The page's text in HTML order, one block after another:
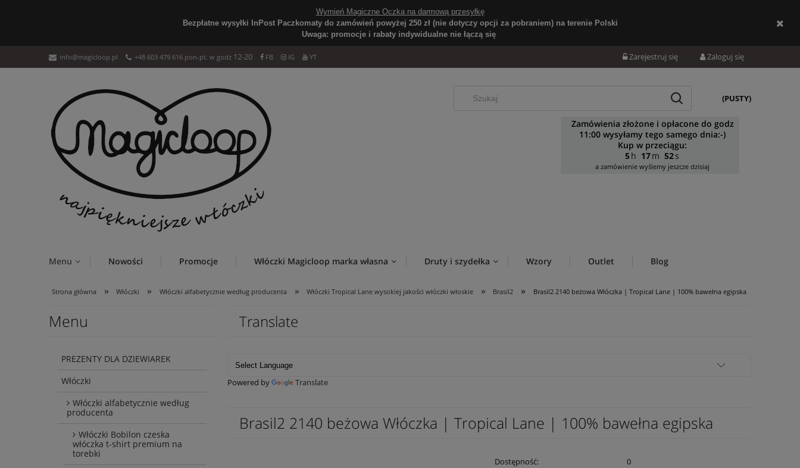
Wymień Magiczne Oczka na darmową przesyłkę
Bezpłatne wysyłki InPost Paczkomaty do zamówień powyżej 250 zł (nie dotyczy opcji za pobraniem) na terenie Polski
Uwaga: promocje i rabaty indywidualne nie łączą się
info@magicloop.pl +48 603 479 616 pon-pt. w godz 12-20 FB IG YT Zarejestruj się Zaloguj się
(PUSTY)
Zamówienia złożone i opłacone do godz
11:00 wysyłamy tego samego dnia:-)
Kup w przeciągu:
5
17 51
a zamówienie wyślemy jeszcze dzisiaj
Menu Nowości Promocje Włóczki Magicloop marka własna Druty i szydełka Wzory Outlet Blog
Strona główna » Włóczki » Włóczki alfabetycznie według producenta » Włóczki Tropical Lane wysokiej jakości włóczki włoskie » Brasil2 » Brasil2 2140 beżowa Włóczka | Tropical Lane | 100% bawełna egipska
Menu
PREZENTY DLA DZIEWIAREK
Włóczki
Włóczki alfabetycznie według
producenta
Włóczki Bobilon czeska
włóczka t-shirt premium na
torebki
Translate
Powered by Translate
Brasil2 2140 beżowa Włóczka | Tropical Lane | 100% bawełna egipska
Dostępność: 0